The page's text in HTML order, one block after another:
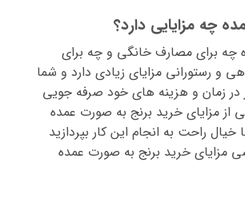
چه مزایایی دارد؟
چه برای مصارف خانگی و چه برای
و رستورانی مزایای زیادی دارد و شما
در زمان و هزینه های خود صرفه جویی
از مزایای خرید برنج به صورت عمده
خیال راحت به انجام این کار بپردازید
مزایای خرید برنج به صورت عمده